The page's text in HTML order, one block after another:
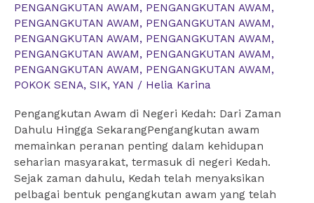
PENGANGKUTAN AWAM, PENGANGKUTAN AWAM,
PENGANGKUTAN AWAM, PENGANGKUTAN AWAM,
PENGANGKUTAN AWAM, PENGANGKUTAN AWAM,
PENGANGKUTAN AWAM, PENGANGKUTAN AWAM,
PENGANGKUTAN AWAM, PENGANGKUTAN AWAM,
POKOK SENA, SIK, YAN / Helia Karina
Pengangkutan Awam di Negeri Kedah: Dari Zaman
Dahulu Hingga SekarangPengangkutan awam
memainkan peranan penting dalam kehidupan
seharian masyarakat, termasuk di negeri Kedah.
Sejak zaman dahulu, Kedah telah menyaksikan
pelbagai bentuk pengangkutan awam yang telah